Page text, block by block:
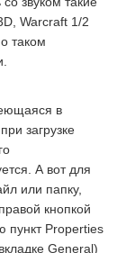
Warcraft 1/2
таком
в
загрузке
А вот для
или папку,
кнопкой
Properties
General)